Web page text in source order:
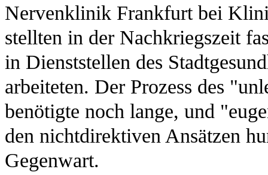
Nervenklinik Frankfurt bei
stellten in der Nachkriegszeit
in Dienststellen des
arbeiteten. Der Prozess des
benötigte noch lange, und
den nichtdirektiven Ansätzen
Gegenwart.